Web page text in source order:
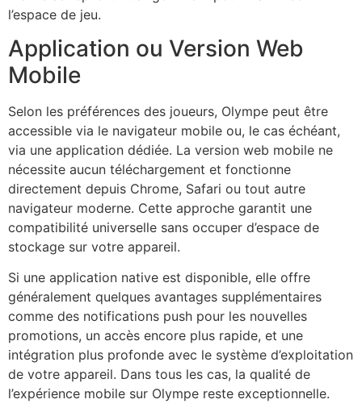
l’espace de jeu.
Application ou Version Web
Mobile
Selon les préférences des joueurs, Olympe peut être
accessible via le navigateur mobile ou, le cas échéant,
via une application dédiée. La version web mobile ne
nécessite aucun téléchargement et fonctionne
directement depuis Chrome, Safari ou tout autre
navigateur moderne. Cette approche garantit une
compatibilité universelle sans occuper d’espace de
stockage sur votre appareil.
Si une application native est disponible, elle offre
généralement quelques avantages supplémentaires
comme des notifications push pour les nouvelles
promotions, un accès encore plus rapide, et une
intégration plus profonde avec le système d’exploitation
de votre appareil. Dans tous les cas, la qualité de
l’expérience mobile sur Olympe reste exceptionnelle.